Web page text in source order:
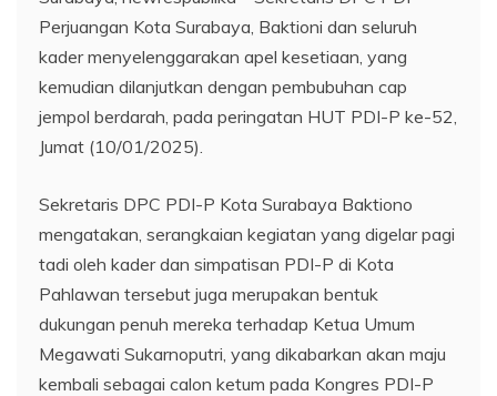
Perjuangan Kota Surabaya, Baktioni dan seluruh
kader menyelenggarakan apel kesetiaan, yang
kemudian dilanjutkan dengan pembubuhan cap
jempol berdarah, pada peringatan HUT PDI-P ke-52,
Jumat (10/01/2025).
Sekretaris DPC PDI-P Kota Surabaya Baktiono
mengatakan, serangkaian kegiatan yang digelar pagi
tadi oleh kader dan simpatisan PDI-P di Kota
Pahlawan tersebut juga merupakan bentuk
dukungan penuh mereka terhadap Ketua Umum
Megawati Sukarnoputri, yang dikabarkan akan maju
kembali sebagai calon ketum pada Kongres PDI-P